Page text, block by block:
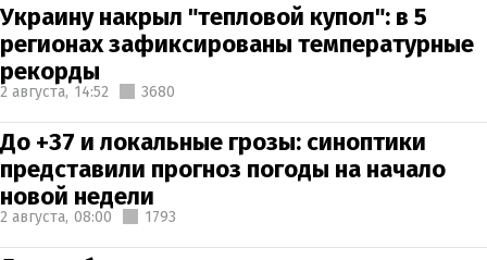
Украину накрыл "тепловой купол": в 5
регионах зафиксированы температурные
рекорды
2 августа, 14:52 3680
До +37 и локальные грозы: синоптики
представили прогноз погоды на начало
новой недели
2 августа, 08:00 1793